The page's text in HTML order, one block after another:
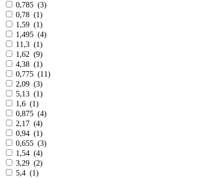
0,785 (3)
0,78 (1)
1,59 (1)
1,495 (4)
11,3 (1)
1,62 (9)
4,38 (1)
0,775 (11)
2,09 (3)
5,13 (1)
1,6 (1)
0,875 (4)
2,17 (4)
0,94 (1)
0,655 (3)
1,54 (4)
3,29 (2)
5,4 (1)